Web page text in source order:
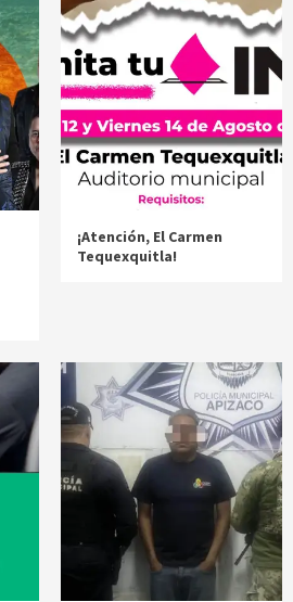
¡Atención, El Carmen
Tequexquitla!